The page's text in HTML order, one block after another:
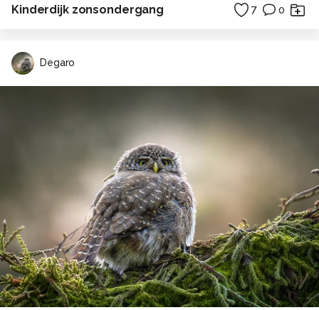
Kinderdijk zonsondergang 7 0
Degaro